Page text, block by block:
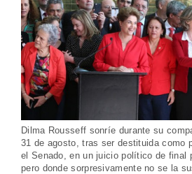
Dilma Rousseff sonríe durante su
31 de agosto, tras ser destituida como
el Senado, en un juicio político de final
pero donde sorpresivamente no se la